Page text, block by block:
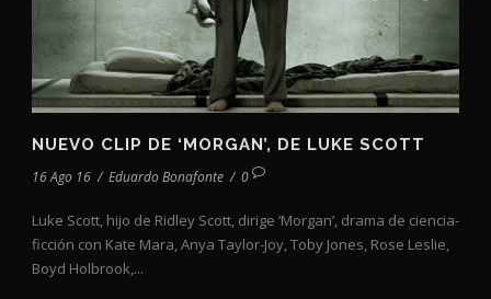
NUEVO CLIP DE ‘MORGAN’, DE LUKE SCOTT
16 Ago 16 / Eduardo Bonafonte / 0
Luke Scott, hijo de Ridley Scott, dirige ‘Morgan’, drama de ciencia-
ficción con Kate Mara, Anya Taylor-Joy, Toby Jones, Rose Leslie,
Boyd Holbrook,...